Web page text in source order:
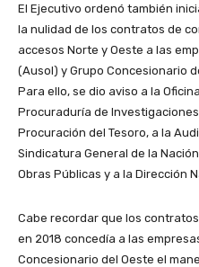
El Ejecutivo ordenó también
la nulidad de los contratos de
accesos Norte y Oeste a las
(Ausol) y Grupo Concesionario
Para ello, se dio aviso a la
Procuraduría de
Procuración del Tesoro, a la
Sindicatura General de la
Obras Públicas y a la Dirección
Cabe recordar que los
en 2018 concedía a las
Concesionario del Oeste el